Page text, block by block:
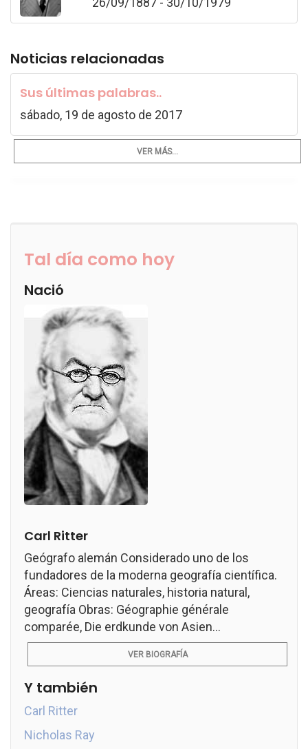
Noticias relacionadas
Sus últimas palabras..
sábado, 19 de agosto de 2017
VER MÁS...
Tal día como hoy
Nació
Carl Ritter
Geógrafo alemán Considerado uno de los
fundadores de la moderna geografía científica.
Áreas: Ciencias naturales, historia natural,
geografía Obras: Géographie générale
comparée, Die erdkunde von Asien...
VER BIOGRAFÍA
Y también
Carl Ritter
Nicholas Ray